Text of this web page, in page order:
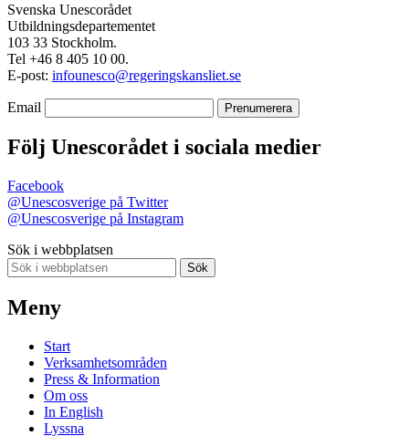
Svenska Unescorådet
Utbildningsdepartementet
103 33 Stockholm.
Tel +46 8 405 10 00.
E-post: infounesco@regeringskansliet.se
Email
Följ Unescorådet i sociala medier
Facebook
@Unescosverige på Twitter
@Unescosverige på Instagram
Sök i webbplatsen
Sök
Meny
Start
Verksamhetsområden
Press & Information
Om oss
In English
Lyssna